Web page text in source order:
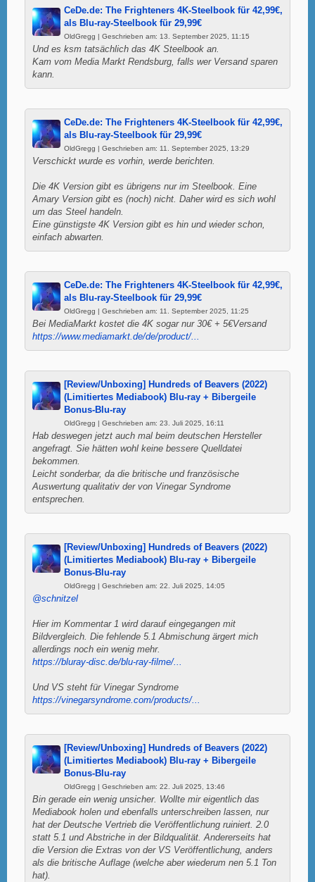
CeDe.de: The Frighteners 4K-Steelbook für 42,99€,
als Blu-ray-Steelbook für 29,99€
OldGregg | Geschrieben am: 13. September 2025, 11:15
Und es ksm tatsächlich das 4K Steelbook an.
Kam vom Media Markt Rendsburg, falls wer Versand sparen
kann.
CeDe.de: The Frighteners 4K-Steelbook für 42,99€,
als Blu-ray-Steelbook für 29,99€
OldGregg | Geschrieben am: 11. September 2025, 13:29
Verschickt wurde es vorhin, werde berichten.
Die 4K Version gibt es übrigens nur im Steelbook. Eine
Amary Version gibt es (noch) nicht. Daher wird es sich wohl
um das Steel handeln.
Eine günstigste 4K Version gibt es hin und wieder schon,
einfach abwarten.
CeDe.de: The Frighteners 4K-Steelbook für 42,99€,
als Blu-ray-Steelbook für 29,99€
OldGregg | Geschrieben am: 11. September 2025, 11:25
Bei MediaMarkt kostet die 4K sogar nur 30€ + 5€Versand
https://www.mediamarkt.de/de/product/...
[Review/Unboxing] Hundreds of Beavers (2022)
(Limitiertes Mediabook) Blu-ray + Bibergeile
Bonus-Blu-ray
OldGregg | Geschrieben am: 23. Juli 2025, 16:11
Hab deswegen jetzt auch mal beim deutschen Hersteller
angefragt. Sie hätten wohl keine bessere Quelldatei
bekommen.
Leicht sonderbar, da die britische und französische
Auswertung qualitativ der von Vinegar Syndrome
entsprechen.
[Review/Unboxing] Hundreds of Beavers (2022)
(Limitiertes Mediabook) Blu-ray + Bibergeile
Bonus-Blu-ray
OldGregg | Geschrieben am: 22. Juli 2025, 14:05
@schnitzel
Hier im Kommentar 1 wird darauf eingegangen mit
Bildvergleich. Die fehlende 5.1 Abmischung ärgert mich
allerdings noch ein wenig mehr.
https://bluray-disc.de/blu-ray-filme/...
Und VS steht für Vinegar Syndrome
https://vinegarsyndrome.com/products/...
[Review/Unboxing] Hundreds of Beavers (2022)
(Limitiertes Mediabook) Blu-ray + Bibergeile
Bonus-Blu-ray
OldGregg | Geschrieben am: 22. Juli 2025, 13:46
Bin gerade ein wenig unsicher. Wollte mir eigentlich das
Mediabook holen und ebenfalls unterschreiben lassen, nur
hat der Deutsche Vertrieb die Veröffentlichung ruiniert. 2.0
statt 5.1 und Abstriche in der Bildqualität. Andererseits hat
die Version die Extras von der VS Veröffentlichung, anders
als die britische Auflage (welche aber wiederum nen 5.1 Ton
hat).